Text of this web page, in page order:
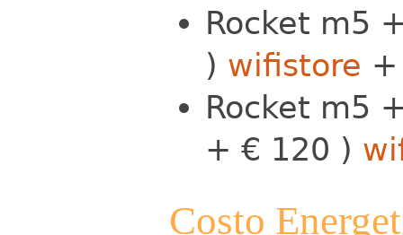
Rocket m5
) wifistore
Rocket m5
+ € 120 )
Costo